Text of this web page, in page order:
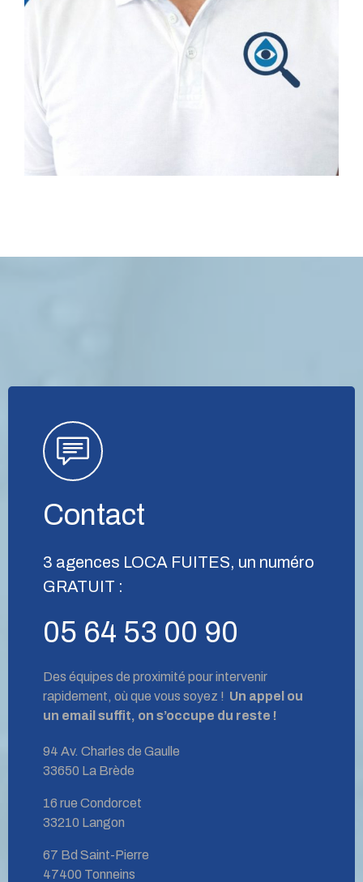
Contact
3 agences LOCA FUITES, un numéro
GRATUIT :
05 64 53 00 90
Des équipes de proximité pour intervenir
rapidement, où que vous soyez ! Un appel ou
un email suffit, on s’occupe du reste !
94 Av. Charles de Gaulle
33650 La Brède
16 rue Condorcet
33210 Langon
67 Bd Saint-Pierre
47400 Tonneins